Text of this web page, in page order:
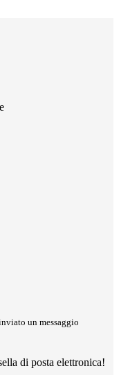
un messaggio
di posta elettronica!